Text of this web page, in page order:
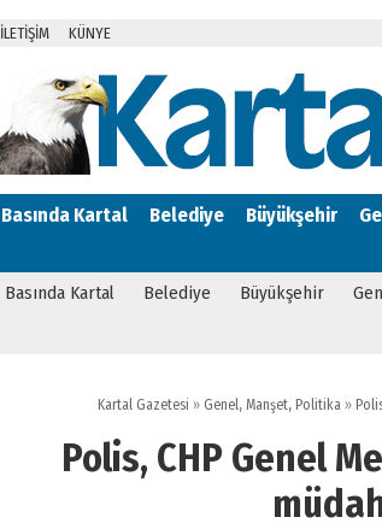
İLETİŞİM KÜNYE
Basında Kartal Belediye Büyükşehir
Basında Kartal Belediye Büyükşehir
Kartal Gazetesi » Genel, Manşet, Politika »
Polis, CHP Genel